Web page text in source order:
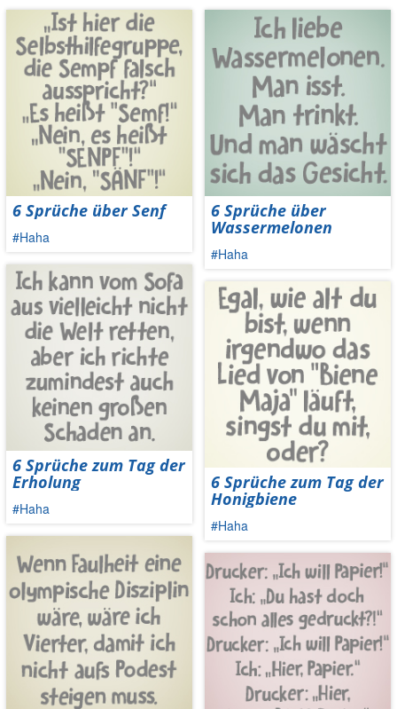
6 Sprüche über Senf
#Haha
6 Sprüche zum Tag der
Erholung
#Haha
6 Sprüche über
Wassermelonen
#Haha
6 Sprüche zum Tag der
Honigbiene
#Haha